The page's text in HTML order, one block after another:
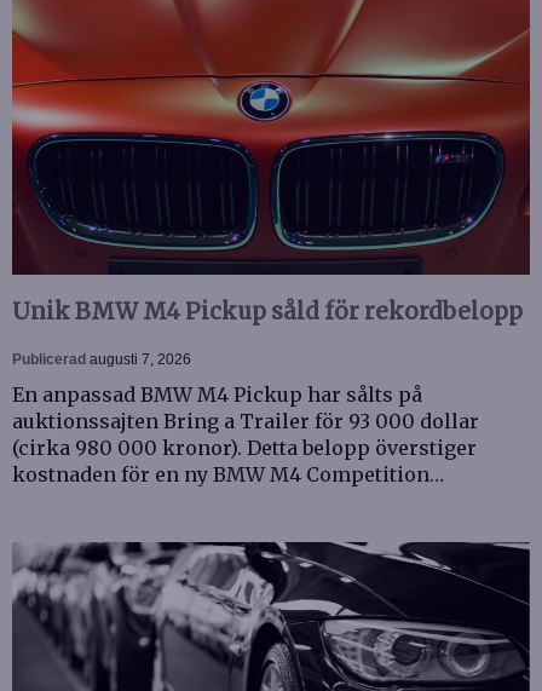
Unik BMW M4 Pickup såld för rekordbelopp
Publicerad augusti 7, 2026
En anpassad BMW M4 Pickup har sålts på
auktionssajten Bring a Trailer för 93 000 dollar
(cirka 980 000 kronor). Detta belopp överstiger
kostnaden för en ny BMW M4 Competition…